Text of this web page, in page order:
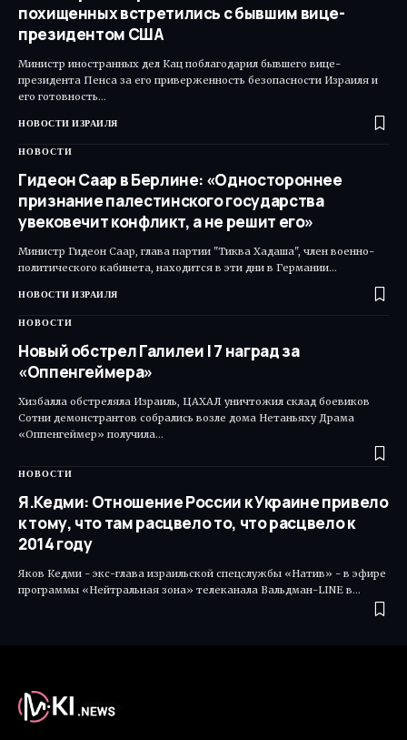
похищенных встретились с бывшим вице-
президентом США
Министр иностранных дел Кац поблагодарил бывшего вице-
президента Пенса за его приверженность безопасности Израиля и
его готовность…
НОВОСТИ ИЗРАИЛЯ
НОВОСТИ
Гидеон Саар в Берлине: «Одностороннее
признание палестинского государства
увековечит конфликт, а не решит его»
Министр Гидеон Саар, глава партии "Тиква Хадаша", член военно-
политического кабинета, находится в эти дни в Германии…
НОВОСТИ ИЗРАИЛЯ
НОВОСТИ
Новый обстрел Галилеи | 7 наград за
«Оппенгеймера»
Хизбалла обстреляла Израиль, ЦАХАЛ уничтожил склад боевиков
Сотни демонстрантов собрались возле дома Нетаньяху Драма
«Оппенгеймер» получила…
НОВОСТИ
Я.Кедми: Отношение России к Украине привело
к тому, что там расцвело то, что расцвело к
2014 году
Яков Кедми - экс-глава израильской спецслужбы «Натив» - в эфире
программы «Нейтральная зона» телеканала Вальдман-LINE в…